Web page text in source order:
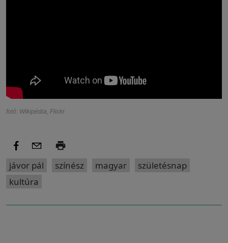
fotó: Wikipédia, Flickr
jávor pál színész magyar
születésnap
kultúra